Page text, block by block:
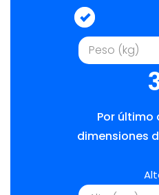
Por último
dimensiones